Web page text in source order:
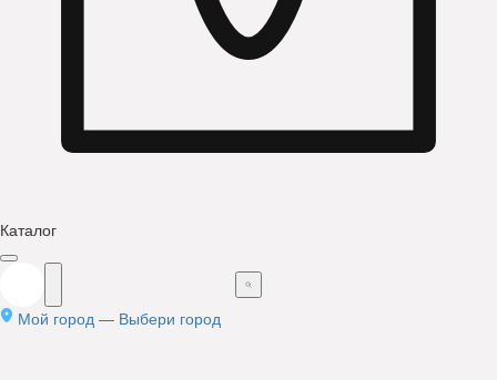
Каталог
Мой город — Выбери город